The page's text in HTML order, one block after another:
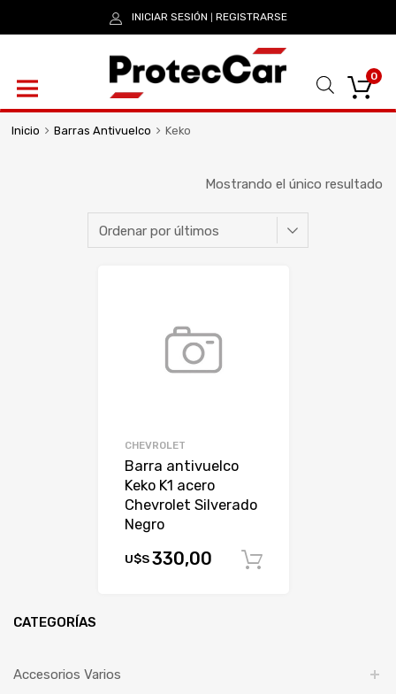
INICIAR SESIÓN REGISTRARSE
0
Inicio Barras Antivuelco Keko
Mostrando el único resultado
CHEVROLET
Barra antivuelco
Keko K1 acero
Chevrolet Silverado
Negro
U$S330,00
CATEGORÍAS
Accesorios Varios